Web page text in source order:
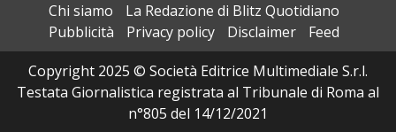
Chi siamo
La Redazione di Blitz Quotidiano
Pubblicità
Privacy policy Disclaimer
Feed
Copyright 2025 © Società Editrice Multimediale S.r.l.
Testata Giornalistica registrata al Tribunale di Roma al
n°805 del 14/12/2021